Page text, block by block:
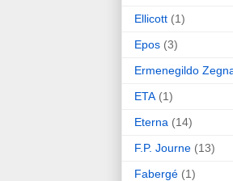
Ellicott (1)
Epos (3)
Ermenegildo
ETA (1)
Eterna (14)
F.P. Journe (13)
Fabergé (1)